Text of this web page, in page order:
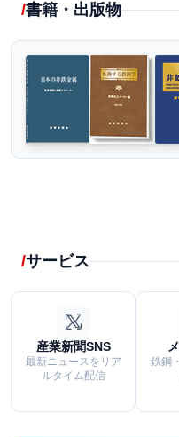
書籍・出版物
サービス
産業新聞SNS
最新ニュースをリア
ルタイム配信
鉄鋼